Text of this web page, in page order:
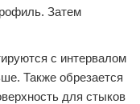
Затем
с интервалом
Также обрезается
для стыков